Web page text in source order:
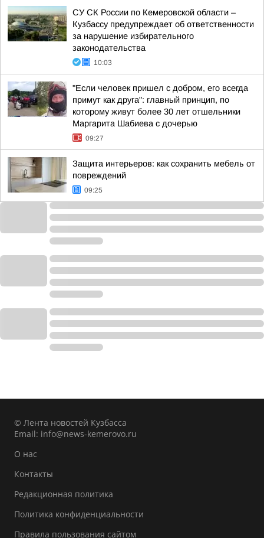
СУ СК России по Кемеровской области –
Кузбассу предупреждает об ответственности
за нарушение избирательного
законодательства
10:03
"Если человек пришел с добром, его всегда
примут как друга": главный принцип, по
которому живут более 30 лет отшельники
Маргарита Шабиева с дочерью
09:27
Защита интерьеров: как сохранить мебель от
повреждений
09:25
© Лента новостей Кузбасса
Email: info@news-kemerovo.ru
О нас
Контакты
Редакционная политика
Политика конфиденциальности
Правила пользования сайтом